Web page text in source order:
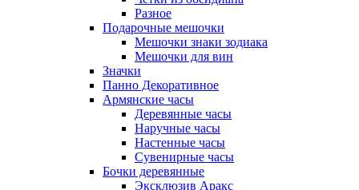
Разное
Подарочные мешочки
Мешочки знаки зодиака
Мешочки для вин
Значки
Панно Декоративное
Армянские часы
Деревянные часы
Наручные часы
Настенные часы
Сувенирные часы
Бочки деревянные
Эксклюзив Аракс